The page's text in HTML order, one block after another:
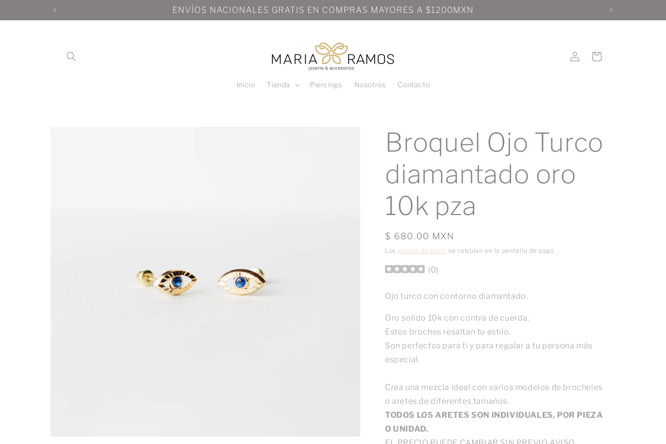
directamente
al contenido
Inicio Tienda Piercings Nosotros Contacto
Iniciar
sesión
Carrito
Broquel Ojo Turco
diamantado oro
10k pza
Precio
habitual
$ 680.00 MXN
Los gastos de envío se calculan en la pantalla de pago.
(0)
Ojo turco con contorno diamantado.
Oro solido 10k con contra de cuerda.
Estos broches resaltan tu estilo.
Son perfectos para ti y para regalar a tu persona más
especial.
Crea una mezcla ideal con varios modelos de brocheles
o aretes de diferentes tamaños.
TODOS LOS ARETES SON INDIVIDUALES, POR PIEZA
O UNIDAD.